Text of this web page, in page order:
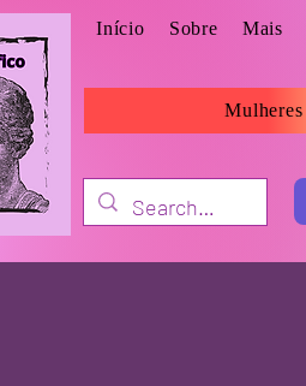
Início Sobre Mais
Mulheres